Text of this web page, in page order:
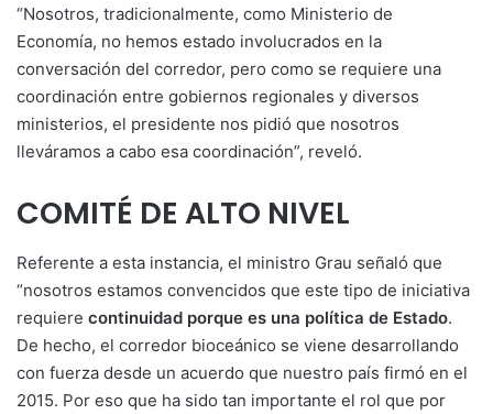
“Nosotros, tradicionalmente, como Ministerio de
Economía, no hemos estado involucrados en la
conversación del corredor, pero como se requiere una
coordinación entre gobiernos regionales y diversos
ministerios, el presidente nos pidió que nosotros
lleváramos a cabo esa coordinación”, reveló.
COMITÉ DE ALTO NIVEL
Referente a esta instancia, el ministro Grau señaló que
“nosotros estamos convencidos que este tipo de iniciativa
requiere continuidad porque es una política de Estado.
De hecho, el corredor bioceánico se viene desarrollando
con fuerza desde un acuerdo que nuestro país firmó en el
2015. Por eso que ha sido tan importante el rol que por